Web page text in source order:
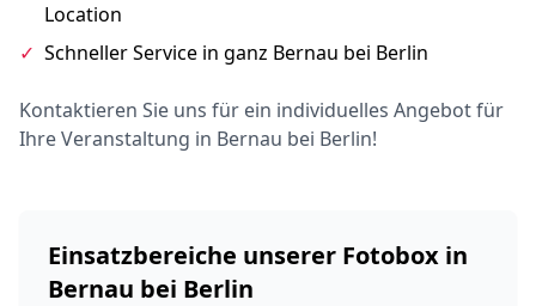
Location
✓ Schneller Service in ganz Bernau bei Berlin
Kontaktieren Sie uns für ein individuelles Angebot für
Ihre Veranstaltung in Bernau bei Berlin!
Einsatzbereiche unserer Fotobox in
Bernau bei Berlin